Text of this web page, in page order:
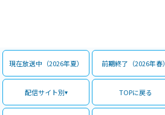
現在放送中（2026年夏） 前期終了（2026年春）
配信サイト別 TOPに戻る